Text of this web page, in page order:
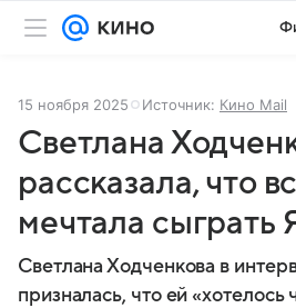
15 ноября 2025 Источник: Кино Mail
Светлана
рассказала, что
мечтала сыграть
Светлана Ходченкова в
призналась, что ей «хотелось